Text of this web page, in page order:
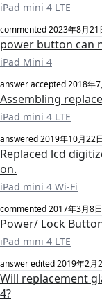
iPad mini 4 LTE
commented2023年8月21
power button can
iPad Mini 4
answer accepted2018年7
Assembling
iPad mini 4 LTE
answered2019年10月22日
Replaced lcd
on.
iPad mini 4 Wi-Fi
commented2017年3月8日
Power/ Lock
iPad mini 4 LTE
answer edited2019年2月
Will replacement
4?